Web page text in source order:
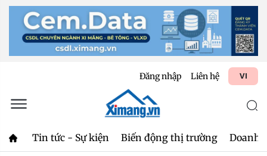
Đăng nhập Liên hệ VI
Tin tức - Sự kiện Biến động thị trường Doanh